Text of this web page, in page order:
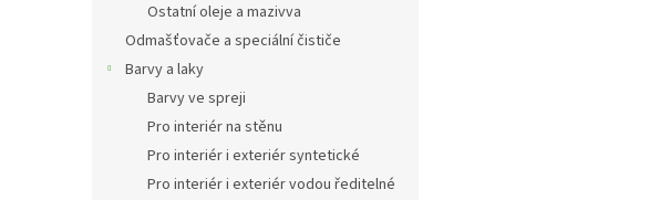
Ostatní oleje a mazivva
Odmašťovače a speciální čističe
Barvy a laky
Barvy ve spreji
Pro interiér na stěnu
Pro interiér i exteriér syntetické
Pro interiér i exteriér vodou ředitelné